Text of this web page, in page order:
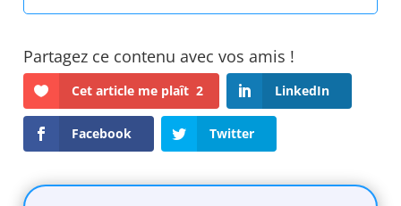
Cet article me plaît 2 LinkedIn
Facebook Twitter